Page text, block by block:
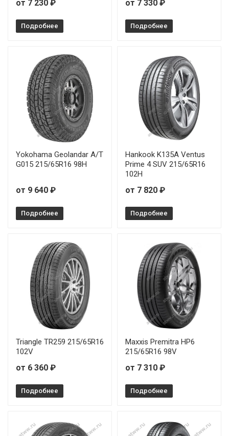
от 7 230 ₽
Подробнее
от 7 330 ₽
Подробнее
Yokohama Geolandar A/T
G015 215/65R16 98H
от 9 640 ₽
Подробнее
Hankook K135A Ventus
Prime 4 SUV 215/65R16
102H
от 7 820 ₽
Подробнее
Triangle TR259 215/65R16
102V
от 6 360 ₽
Подробнее
Maxxis Premitra HP6
215/65R16 98V
от 7 310 ₽
Подробнее